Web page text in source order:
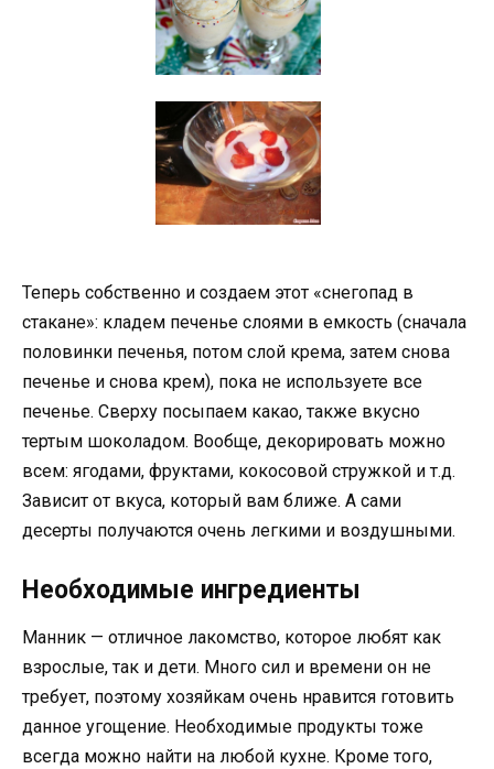
Теперь собственно и создаем этот «снегопад в
стакане»: кладем печенье слоями в емкость (сначала
половинки печенья, потом слой крема, затем снова
печенье и снова крем), пока не используете все
печенье. Сверху посыпаем какао, также вкусно
тертым шоколадом. Вообще, декорировать можно
всем: ягодами, фруктами, кокосовой стружкой и т.д.
Зависит от вкуса, который вам ближе. А сами
десерты получаются очень легкими и воздушными.
Необходимые ингредиенты
Манник — отличное лакомство, которое любят как
взрослые, так и дети. Много сил и времени он не
требует, поэтому хозяйкам очень нравится готовить
данное угощение. Необходимые продукты тоже
всегда можно найти на любой кухне. Кроме того,